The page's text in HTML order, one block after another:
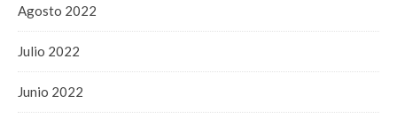
Agosto 2022
Julio 2022
Junio 2022